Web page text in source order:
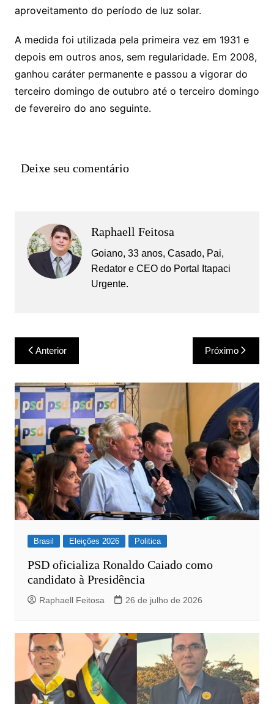
aproveitamento do período de luz solar.
A medida foi utilizada pela primeira vez em 1931 e
depois em outros anos, sem regularidade. Em 2008,
ganhou caráter permanente e passou a vigorar do
terceiro domingo de outubro até o terceiro domingo
de fevereiro do ano seguinte.
Deixe seu comentário
Raphaell Feitosa
Goiano, 33 anos, Casado, Pai,
Redator e CEO do Portal Itapaci
Urgente.
Navegação
de
Post
Anterior Próximo
Brasil Eleições 2026 Politica
PSD oficializa Ronaldo Caiado como
candidato à Presidência
Raphaell Feitosa 26 de julho de 2026